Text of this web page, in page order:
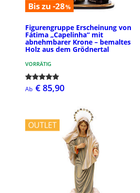
Bis zu -28%
Figurengruppe Erscheinung von
Fátima „Capelinha“ mit
abnehmbarer Krone – bemaltes
Holz aus dem Grödnertal
VORRÄTIG
Ab € 85,90
OUTLET